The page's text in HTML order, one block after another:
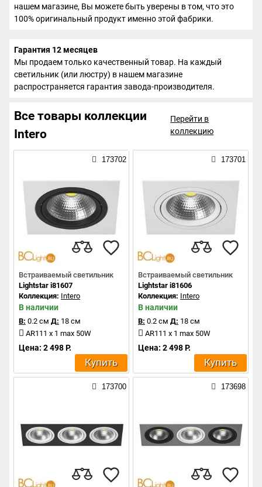
нашем магазине, Вы можете быть уверены в том, что это
100% оригинальный продукт именно этой фабрики.
Гарантия 12 месяцев
Мы продаем только качественный товар. На каждый
светильник (или люстру) в нашем магазине
распространяется гарантия завода-производителя.
Все товары коллекции
Intero
Перейти в
коллекцию
173702
Встраиваемый светильник
Lightstar i81607
Коллекция: Intero
В наличии
В: 0.2 см Д: 18 см
AR111 x 1 max 50W
Цена: 2 498 Р.
Купить
173701
Встраиваемый светильник
Lightstar i81606
Коллекция: Intero
В наличии
В: 0.2 см Д: 18 см
AR111 x 1 max 50W
Цена: 2 498 Р.
Купить
173700 173698